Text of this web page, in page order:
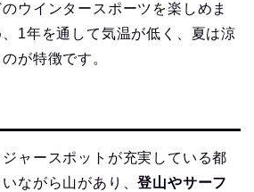
ウインタースポーツを楽しめま
1年を通して気温が低く、夏は涼
が特徴です。
ャースポットが充実している都
ながら山があり、登山やサーフ